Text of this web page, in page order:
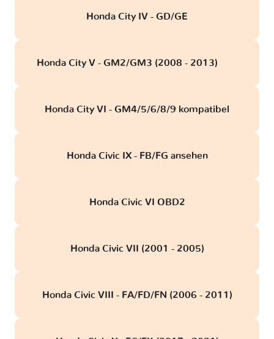
Honda City IV - GD/GE
Honda City V - GM2/GM3 (2008 - 2013)
Honda City VI - GM4/5/6/8/9 kompatibel
Honda Civic IX - FB/FG ansehen
Honda Civic VI OBD2
Honda Civic VII (2001 - 2005)
Honda Civic VIII - FA/FD/FN (2006 - 2011)